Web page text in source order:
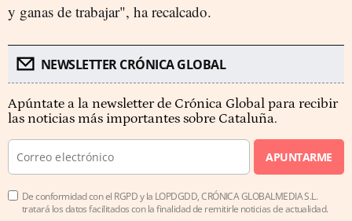
y ganas de trabajar", ha recalcado.
NEWSLETTER CRÓNICA GLOBAL
Apúntate a la newsletter de Crónica Global para recibir
las noticias más importantes sobre Cataluña.
APUNTARME
De conformidad con el RGPD y la LOPDGDD, CRÓNICA GLOBALMEDIA S.L.
tratará los datos facilitados con la finalidad de remitirle noticias de actualidad.